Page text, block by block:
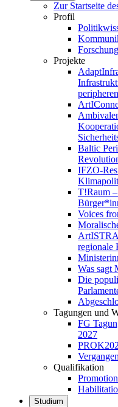
Zur Startseite
Profil
Projekte
Baltic
IFZO-
T!Raum
Voices
regionale
Was sagt
Die
Tagungen und
FG
2027
Qualifikation
Studium